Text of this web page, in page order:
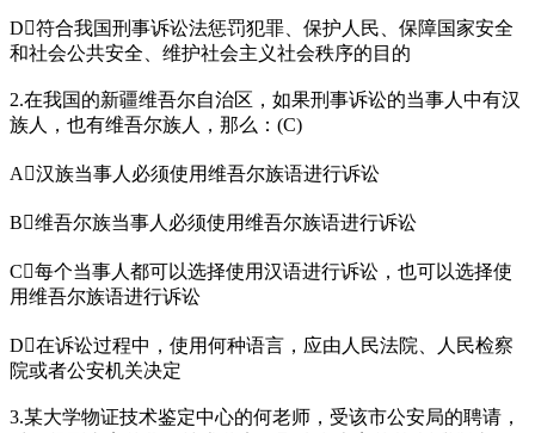
D符合我国刑事诉讼法惩罚犯罪、保护人民、保障国家安全
和社会公共安全、维护社会主义社会秩序的目的
2.在我国的新疆维吾尔自治区，如果刑事诉讼的当事人中有汉
族人，也有维吾尔族人，那么：(C)
A汉族当事人必须使用维吾尔族语进行诉讼
B维吾尔族当事人必须使用维吾尔族语进行诉讼
C每个当事人都可以选择使用汉语进行诉讼，也可以选择使
用维吾尔族语进行诉讼
D在诉讼过程中，使用何种语言，应由人民法院、人民检察
院或者公安机关决定
3.某大学物证技术鉴定中心的何老师，受该市公安局的聘请，